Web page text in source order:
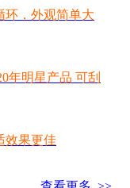
环，外观简单大
年明星产品 可刮
效果更佳